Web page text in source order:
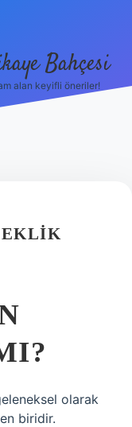
Bahçesi
alan keyifli öneriler!
olarak
biridir.